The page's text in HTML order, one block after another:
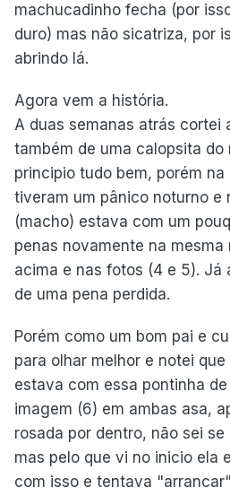
machucadinho fecha (por
duro) mas não sicatriza, por
abrindo lá.
Agora vem a história.
A duas semanas atrás cortei
também de uma calopsita do
principio tudo bem, porém na
tiveram um pânico noturno e
(macho) estava com um
penas novamente na mesma
acima e nas fotos (4 e 5). Já
de uma pena perdida.
Porém como um bom pai e
para olhar melhor e notei
estava com essa pontinha
imagem (6) em ambas asa,
rosada por dentro, não sei
mas pelo que vi no inicio ela
com isso e tentava